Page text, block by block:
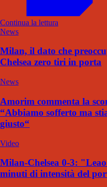
Continua la lettura
News
Milan, il dato che
Chelsea zero tiri in porta
News
Amorim commenta la
“Abbiamo sofferto ma
giusto“
Video
Milan-Chelsea 0-3:
minuti di intensità del